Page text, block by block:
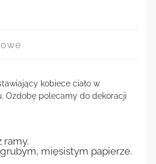
kobiece ciało w
Ozdobę polecamy do dekoracji
ramy.
mięsistym papierze.